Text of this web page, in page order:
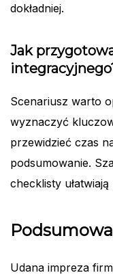
dokładniej.
Jak
Scenariusz warto
wyznaczyć
przewidzieć czas
podsumowanie.
checklisty
Udana impreza